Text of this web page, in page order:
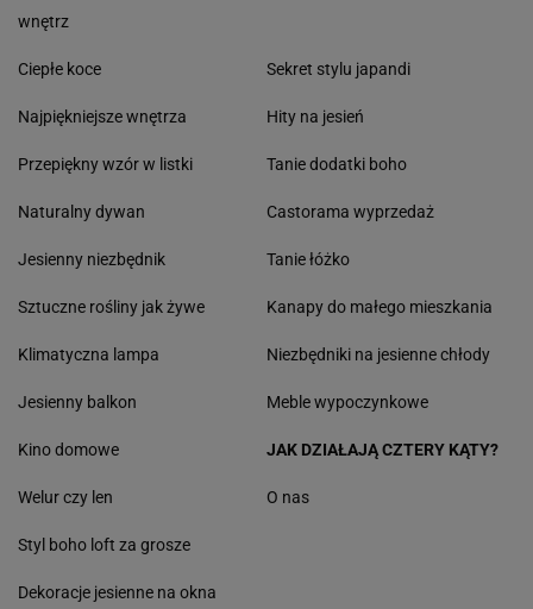
wnętrz
Ciepłe koce
Najpiękniejsze wnętrza
Przepiękny wzór w listki
Naturalny dywan
Jesienny niezbędnik
Sztuczne rośliny jak żywe
Klimatyczna lampa
Jesienny balkon
Sekret stylu japandi
Hity na jesień
Tanie dodatki boho
Castorama wyprzedaż
Tanie łóżko
Kanapy do małego mieszkania
Niezbędniki na jesienne chłody
Meble wypoczynkowe
Kino domowe
Welur czy len
Styl boho loft za grosze
Dekoracje jesienne na okna
JAK DZIAŁAJĄ CZTERY KĄTY?
O nas